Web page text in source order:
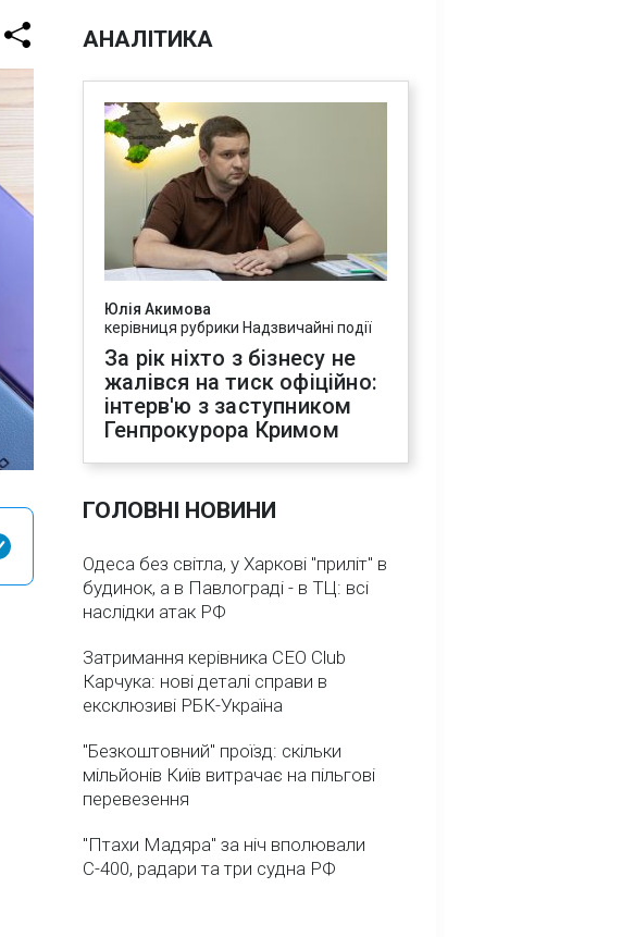
АНАЛІТИКА
Юлія Акимова
керівниця рубрики Надзвичайні події
За рік ніхто з бізнесу не
жалівся на тиск офіційно:
інтерв'ю з заступником
Генпрокурора Кримом
ГОЛОВНІ НОВИНИ
Одеса без світла, у Харкові "приліт" в
будинок, а в Павлограді - в ТЦ: всі
наслідки атак РФ
Затримання керівника CEO Club
Карчука: нові деталі справи в
ексклюзиві РБК-Україна
"Безкоштовний" проїзд: скільки
мільйонів Київ витрачає на пільгові
перевезення
"Птахи Мадяра" за ніч вполювали
С-400, радари та три судна РФ